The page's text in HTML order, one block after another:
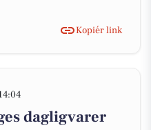
Kopiér link
dagligvarer